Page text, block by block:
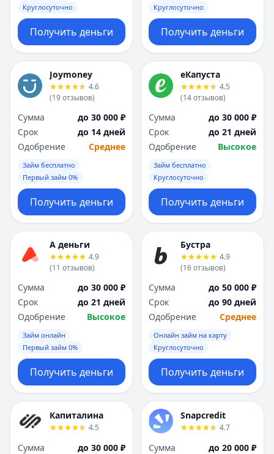
Круглосуточно
Получить деньги
Круглосуточно
Получить деньги
Joymoney
4.6
(19отзывов)
Сумма
до 30 000 ₽
Срок
до 14 дней
Одобрение
Среднее
Займ бесплатно
Первый займ 0%
Получить деньги
еКапуста
4.5
(14отзывов)
Сумма
до 30 000 ₽
Срок
до 21 дней
Одобрение
Высокое
Займ бесплатно
Круглосуточно
Получить деньги
А деньги
4.9
(11 отзывов)
Сумма
до 30 000 ₽
Срок
до 21 дней
Одобрение
Высокое
Займ онлайн
Первый займ 0%
Получить деньги
Бустра
4.9
(16отзывов)
Сумма
до 50 000 ₽
Срок
до 90 дней
Одобрение
Среднее
Онлайн займ на карту
Круглосуточно
Получить деньги
Капиталина
4.5
Сумма
до 30 000 ₽
Snapcredit
4.7
Сумма
до 20 000 ₽